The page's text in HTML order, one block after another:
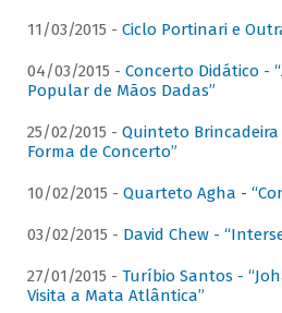
11/03/2015 - Ciclo Portinari e
04/03/2015 - Concerto Didático -
Popular de Mãos Dadas”
25/02/2015 - Quinteto Brincadeira
Forma de Concerto”
10/02/2015 - Quarteto Agha -
03/02/2015 - David Chew -
27/01/2015 - Turíbio Santos -
Visita a Mata Atlântica”